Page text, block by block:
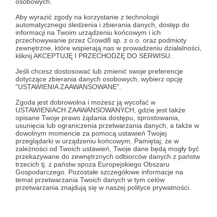
Aby wyrazić zgody na korzystanie z technologii
automatycznego śledzenia i zbierania danych, dostęp do
informacji na Twoim urządzeniu końcowym i ich
przechowywanie przez Crowd8 sp. z o.o. oraz podmioty
zewnętrzne, które wspierają nas w prowadzeniu działalności,
kliknij AKCEPTUJĘ I PRZECHODZĘ DO SERWISU.
Jeśli chcesz dostosować lub zmienić swoje preferencje
dotyczące zbierania danych osobowych, wybierz opcję
"USTAWIENIA ZAAWANSOWANE".
Zgoda jest dobrowolna i możesz ją wycofać w
USTAWIENIACH ZAAWANSOWANYCH, gdzie jest także
opisane Twoje prawo żądania dostępu, sprostowania,
usunięcia lub ograniczenia przetwarzania danych, a także w
dowolnym momencie za pomocą ustawień Twojej
przeglądarki w urządzeniu końcowym. Pamiętaj, że w
zależności od Twoich ustawień, Twoje dane będą mogły być
przekazywane do zewnętrznych odbiorców danych z państw
trzecich tj. z państw spoza Europejskiego Obszaru
Gospodarczego. Pozostałe szczegółowe informacje na
temat przetwarzania Twoich danych w tym celów
przetwarzania znajdują się w naszej polityce prywatności.
Para (na pierwszym planie samica) błotniaka
łąkowego Fot. Andrzej Łukijańczuk
Rozwiń opis
Cele
Chronimy lęgi błotniaka
łąkowego w jednym powiecie
1 542 zł
miesięcznie
1 492 zł
brakuje
Chronimy lęgi
łąkowego w 3
4 625 zł
miesięcznie